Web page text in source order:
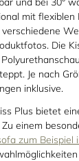
mit flexiblen
Die
Je nach
inklusive.
Plus bietet
einem
zum Beispiel